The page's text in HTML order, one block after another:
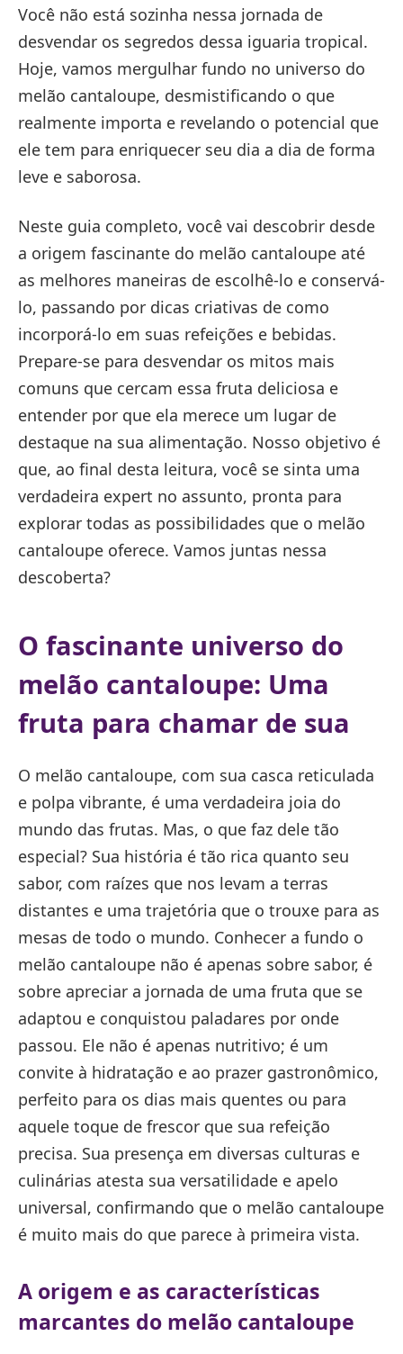
Você não está sozinha nessa jornada de
desvendar os segredos dessa iguaria tropical.
Hoje, vamos mergulhar fundo no universo do
melão cantaloupe, desmistificando o que
realmente importa e revelando o potencial que
ele tem para enriquecer seu dia a dia de forma
leve e saborosa.
Neste guia completo, você vai descobrir desde
a origem fascinante do melão cantaloupe até
as melhores maneiras de escolhê-lo e conservá-
lo, passando por dicas criativas de como
incorporá-lo em suas refeições e bebidas.
Prepare-se para desvendar os mitos mais
comuns que cercam essa fruta deliciosa e
entender por que ela merece um lugar de
destaque na sua alimentação. Nosso objetivo é
que, ao final desta leitura, você se sinta uma
verdadeira expert no assunto, pronta para
explorar todas as possibilidades que o melão
cantaloupe oferece. Vamos juntas nessa
descoberta?
O fascinante universo do
melão cantaloupe: Uma
fruta para chamar de sua
O melão cantaloupe, com sua casca reticulada
e polpa vibrante, é uma verdadeira joia do
mundo das frutas. Mas, o que faz dele tão
especial? Sua história é tão rica quanto seu
sabor, com raízes que nos levam a terras
distantes e uma trajetória que o trouxe para as
mesas de todo o mundo. Conhecer a fundo o
melão cantaloupe não é apenas sobre sabor, é
sobre apreciar a jornada de uma fruta que se
adaptou e conquistou paladares por onde
passou. Ele não é apenas nutritivo; é um
convite à hidratação e ao prazer gastronômico,
perfeito para os dias mais quentes ou para
aquele toque de frescor que sua refeição
precisa. Sua presença em diversas culturas e
culinárias atesta sua versatilidade e apelo
universal, confirmando que o melão cantaloupe
é muito mais do que parece à primeira vista.
A origem e as características
marcantes do melão cantaloupe